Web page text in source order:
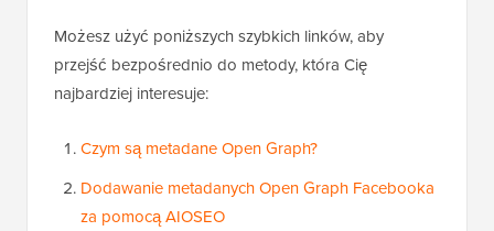
Możesz użyć poniższych szybkich linków, aby
przejść bezpośrednio do metody, która Cię
najbardziej interesuje:
Czym są metadane Open Graph?
Dodawanie metadanych Open Graph Facebooka
za pomocą AIOSEO